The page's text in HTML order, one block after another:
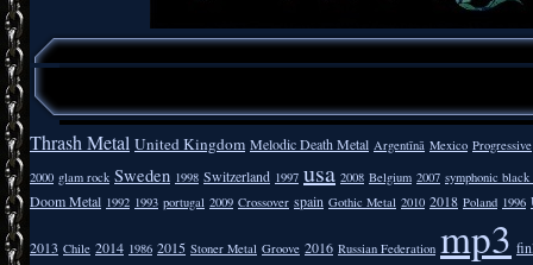
Thrash Metal United Kingdom Melodic Death Metal Argentīnā Mexico Progressive
2000 glam rock Sweden 1998 Switzerland 1997 usa 2008 Belgium 2007 symphonic
Doom Metal 1992 1993 portugal 2009 Crossover spain Gothic Metal 2010 2018 Poland 1996
2013 Chile 2014 1986 2015 Stoner Metal Groove 2016 Russian Federation mp3